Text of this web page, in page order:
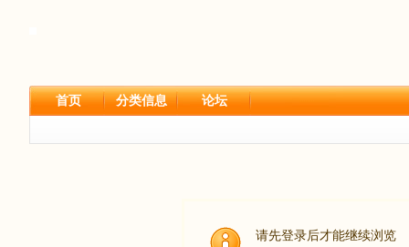
首页 分类信息 论坛
请先登录后才能继续浏览